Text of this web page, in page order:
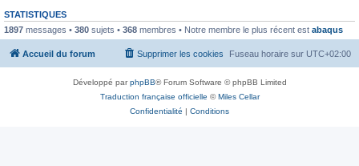
STATISTIQUES
1897 messages • 380 sujets • 368 membres • Notre membre le plus récent est abaqus
Accueil du forum Fuseau horaire sur UTC+02:00
Supprimer les cookies
Développé parphpBB® Forum Software © phpBB Limited
Traduction française officielle ©Miles Cellar
Confidentialité | Conditions